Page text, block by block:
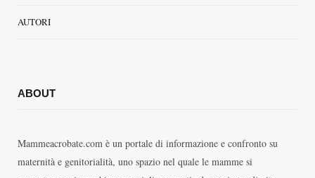
AUTORI
ABOUT
Mammeacrobate.com è un portale di informazione e confronto su
maternità e genitorialità, uno spazio nel quale le mamme si